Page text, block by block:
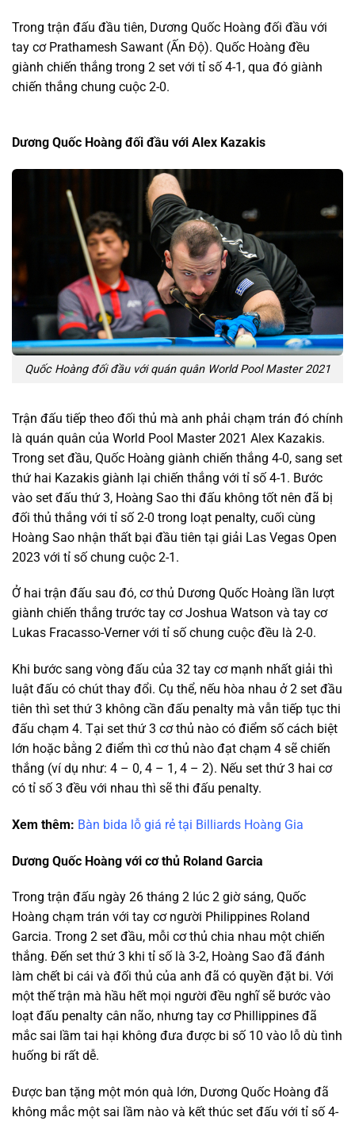
Trong trận đấu đầu tiên, Dương Quốc Hoàng đối đầu với
tay cơ Prathamesh Sawant (Ấn Độ). Quốc Hoàng đều
giành chiến thắng trong 2 set với tỉ số 4-1, qua đó giành
chiến thắng chung cuộc 2-0.
Dương Quốc Hoàng đối đầu với Alex Kazakis
Quốc Hoàng đối đầu với quán quân World Pool Master 2021
Trận đấu tiếp theo đối thủ mà anh phải chạm trán đó chính
là quán quân của World Pool Master 2021 Alex Kazakis.
Trong set đầu, Quốc Hoàng giành chiến thắng 4-0, sang set
thứ hai Kazakis giành lại chiến thắng với tỉ số 4-1. Bước
vào set đấu thứ 3, Hoàng Sao thi đấu không tốt nên đã bị
đối thủ thắng với tỉ số 2-0 trong loạt penalty, cuối cùng
Hoàng Sao nhận thất bại đầu tiên tại giải Las Vegas Open
2023 với tỉ số chung cuộc 2-1.
Ở hai trận đấu sau đó, cơ thủ Dương Quốc Hoàng lần lượt
giành chiến thắng trước tay cơ Joshua Watson và tay cơ
Lukas Fracasso-Verner với tỉ số chung cuộc đều là 2-0.
Khi bước sang vòng đấu của 32 tay cơ mạnh nhất giải thì
luật đấu có chút thay đổi. Cụ thể, nếu hòa nhau ở 2 set đầu
tiên thì set thứ 3 không cần đấu penalty mà vẫn tiếp tục thi
đấu chạm 4. Tại set thứ 3 cơ thủ nào có điểm số cách biệt
lớn hoặc bằng 2 điểm thì cơ thủ nào đạt chạm 4 sẽ chiến
thắng (ví dụ như: 4 – 0, 4 – 1, 4 – 2). Nếu set thứ 3 hai cơ
có tỉ số 3 đều với nhau thì sẽ thi đấu penalty.
Xem thêm: Bàn bida lỗ giá rẻ tại Billiards Hoàng Gia
Dương Quốc Hoàng với cơ thủ Roland Garcia
Trong trận đấu ngày 26 tháng 2 lúc 2 giờ sáng, Quốc
Hoàng chạm trán với tay cơ người Philippines Roland
Garcia. Trong 2 set đầu, mỗi cơ thủ chia nhau một chiến
thắng. Đến set thứ 3 khi tỉ số là 3-2, Hoàng Sao đã đánh
làm chết bi cái và đối thủ của anh đã có quyền đặt bi. Với
một thế trận mà hầu hết mọi người đều nghĩ sẽ bước vào
loạt đấu penalty cân não, nhưng tay cơ Phillippines đã
mắc sai lầm tai hại không đưa được bi số 10 vào lỗ dù tình
huống bi rất dễ.
Được ban tặng một món quà lớn, Dương Quốc Hoàng đã
không mắc một sai lầm nào và kết thúc set đấu với tỉ số 4-